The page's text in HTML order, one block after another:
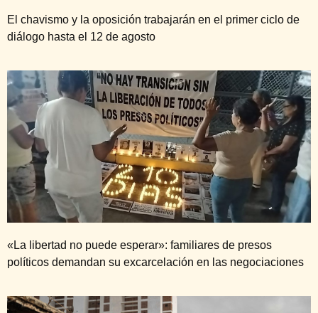
El chavismo y la oposición trabajarán en el primer ciclo de
diálogo hasta el 12 de agosto
«La libertad no puede esperar»: familiares de presos
políticos demandan su excarcelación en las negociaciones